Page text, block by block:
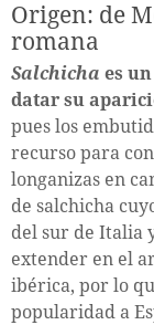
Origen: de
romana
Salchicha es
datar su
pues los
recurso para
longanizas en
de salchicha
del sur de Italia
extender en el
ibérica, por lo
popularidad a